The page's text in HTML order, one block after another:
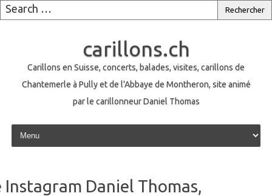
carillons.ch
Carillons en Suisse, concerts, balades, visites, carillons de
Chantemerle à Pully et de l'Abbaye de Montheron, site animé
par le carillonneur Daniel Thomas
Skip to content
Instagram Daniel Thomas,